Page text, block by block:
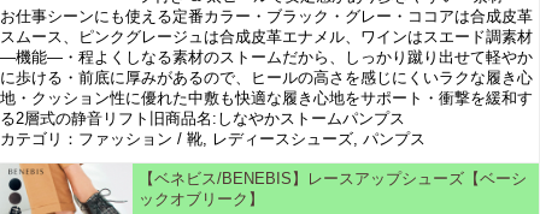
お仕事シーンにも使える定番カラー・ブラック・グレー・ココアは合成皮革
スムース、ピンクグレージュは合成皮革エナメル、ワインはスエード調素材
―機能―・程よくしなる素材のストームだから、しっかり蹴り出せて軽やか
に歩ける・前底に厚みがあるので、ヒールの高さを感じにくいラクな履き心
地・クッション性に優れた中敷も快適な履き心地をサポート・衝撃を緩和す
る2層式の静音リフト旧商品名:しなやかストームパンプス
カテゴリ：ファッション / 靴, レディースシューズ, パンプス
【ベネビス/BENEBIS】レースアップシューズ【ベーシ
ックオブリーク】